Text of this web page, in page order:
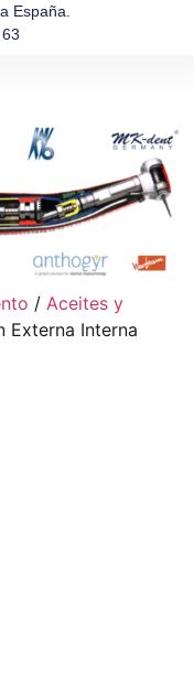
España.
/ Aceites y
Externa Interna